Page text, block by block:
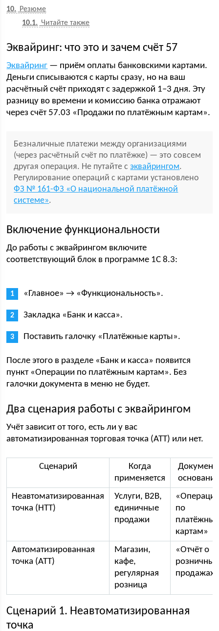
10
Резюме
10.1
Читайте также
Эквайринг: что это и зачем счёт 57
Эквайринг — приём оплаты банковскими картами.
Деньги списываются с карты сразу, но на ваш
расчётный счёт приходят с задержкой 1–3 дня. Эту
разницу во времени и комиссию банка отражают
через счёт 57.03 «Продажи по платёжным картам».
Безналичные платежи между организациями
(через расчётный счёт по платёжке) — это совсем
другая операция. Не путайте сэквайрингом.
Регулирование операций с картами установлено
ФЗ № 161-ФЗ «О национальной платёжной
системе».
Включение функциональности
До работы с эквайрингом включите
соответствующий блок в программе 1С 8.3:
«Главное» → «Функциональность».
Закладка «Банк и касса».
Поставить галочку «Платёжные карты».
После этого в разделе «Банк и касса» появится
пункт «Операции по платёжным картам». Без
галочки документа в меню не будет.
Два сценария работы с эквайрингом
Учёт зависит от того, есть ли у вас
автоматизированная торговая точка (АТТ) или нет.
Сценарий
Когда
применяется
Документ-
основание
Неавтоматизированная
точка (НТТ)
Услуги, B2B,
единичные
продажи
по
картам»
Автоматизированная
точка (АТТ)
Магазин,
кафе,
регулярная
розница
«Отчёт о
розничных
продажах»
Сценарий 1. Неавтоматизированная
точка